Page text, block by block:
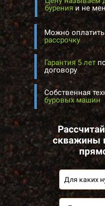
буренияи не
Собственная
буровых машин
Можно
рассрочку
скважины
Для каких
Гарантия 5 лет
договору